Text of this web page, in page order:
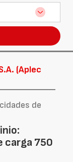
(Aplec
de
carga 750